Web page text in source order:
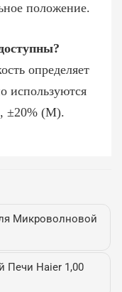
положение.
определяет
используются
±20% (М).
Микроволновой
Печи Haier 1,00